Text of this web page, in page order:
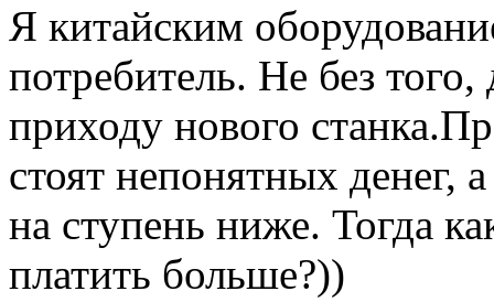
Я китайским
потребитель. Не без
приходу нового
стоят непонятных денег,
на ступень ниже. Тогда
платить больше?))